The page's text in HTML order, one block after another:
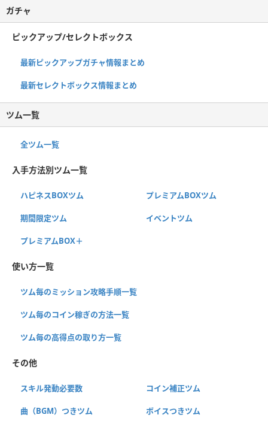
ガチャ
ピックアップ/セレクトボックス
最新ピックアップガチャ情報まとめ
最新セレクトボックス情報まとめ
ツム一覧
全ツム一覧
入手方法別ツム一覧
ハピネスBOXツム プレミアムBOXツム
期間限定ツム イベントツム
プレミアムBOX＋
使い方一覧
ツム毎のミッション攻略手順一覧
ツム毎のコイン稼ぎの方法一覧
ツム毎の高得点の取り方一覧
その他
スキル発動必要数 コイン補正ツム
曲（BGM）つきツム ボイスつきツム